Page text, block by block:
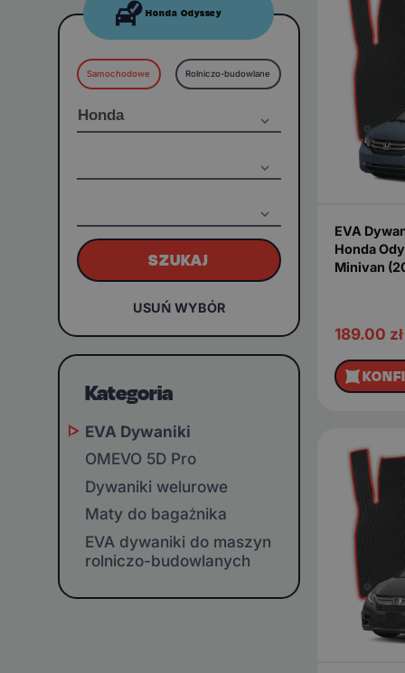
Honda Odyssey
Samochodowe Rolniczo-budowlane
SZUKAJ
USUŃ WYBÓR
Kategoria
EVA Dywaniki
OMEVO 5D Pro
Dywaniki welurowe
Maty do bagażnika
EVA dywaniki do maszyn
rolniczo-budowlanych
EVA
Honda
Minivan
189.00 zł